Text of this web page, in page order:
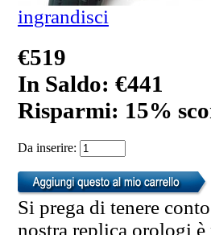
ingrandisci
€519
In Saldo: €441
Risparmi: 15%
Da inserire:
Si prega di tenere
nostra replica orologi